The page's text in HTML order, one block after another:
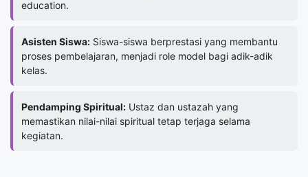
education.
Asisten Siswa: Siswa-siswa berprestasi yang membantu
proses pembelajaran, menjadi role model bagi adik-adik
kelas.
Pendamping Spiritual: Ustaz dan ustazah yang
memastikan nilai-nilai spiritual tetap terjaga selama
kegiatan.